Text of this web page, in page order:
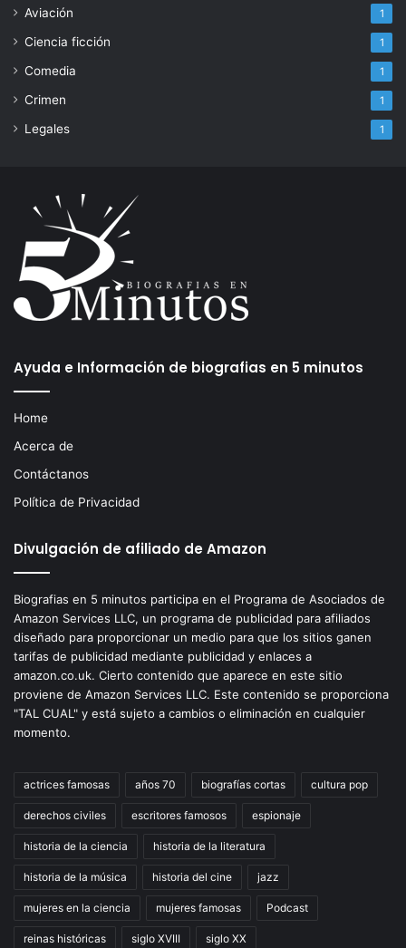
Aviación 1
Ciencia ficción 1
Comedia 1
Crimen 1
Legales 1
Ayuda e Información de biografias en 5 minutos
Home
Acerca de
Contáctanos
Política de Privacidad
Divulgación de afiliado de Amazon
Biografias en 5 minutos participa en el Programa de Asociados de
Amazon Services LLC, un programa de publicidad para afiliados
diseñado para proporcionar un medio para que los sitios ganen
tarifas de publicidad mediante publicidad y enlaces a
amazon.co.uk. Cierto contenido que aparece en este sitio
proviene de Amazon Services LLC. Este contenido se proporciona
"TAL CUAL" y está sujeto a cambios o eliminación en cualquier
momento.
actrices famosas años 70 biografías cortas cultura pop
derechos civiles escritores famosos espionaje
historia de la ciencia historia de la literatura
historia de la música historia del cine jazz
mujeres en la ciencia mujeres famosas Podcast
reinas históricas siglo XVIII siglo XX